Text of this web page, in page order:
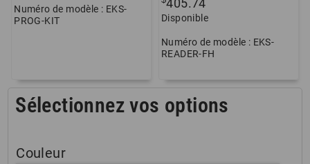
Numéro de modèle : EKS-
PROG-KIT
405.74
Disponible
Numéro de modèle : EKS-
READER-FH
Sélectionnez vos options
Couleur